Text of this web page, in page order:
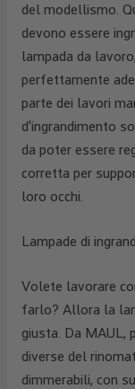
del modellismo.
devono essere
lampada da
perfettamente
parte dei lavori
d'ingrandimento
da poter essere
corretta per
loro occhi.
Lampade di
Volete lavorare
farlo? Allora la
giusta. Da
diverse del
dimmerabili, con